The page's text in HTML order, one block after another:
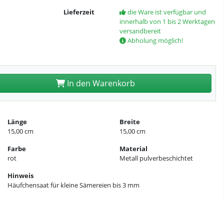
Lieferzeit
die Ware ist verfügbar und
innerhalb von 1 bis 2 Werktagen
versandbereit
Abholung möglich!
In den Warenkorb
Länge
15,00 cm
Breite
15,00 cm
Farbe
rot
Material
Metall pulverbeschichtet
Hinweis
Häufchensaat für kleine Sämereien bis 3 mm